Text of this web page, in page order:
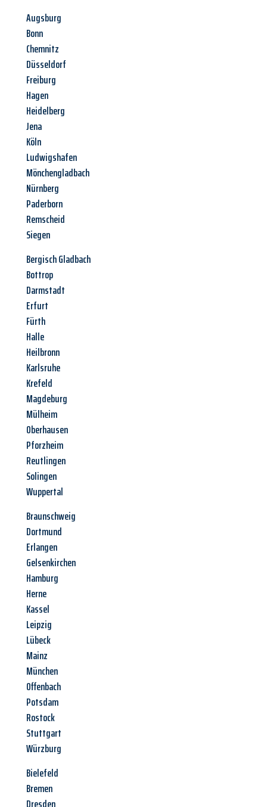
Augsburg
Bonn
Chemnitz
Düsseldorf
Freiburg
Hagen
Heidelberg
Jena
Köln
Ludwigshafen
Mönchengladbach
Nürnberg
Paderborn
Remscheid
Siegen
Bergisch Gladbach
Bottrop
Darmstadt
Erfurt
Fürth
Halle
Heilbronn
Karlsruhe
Krefeld
Magdeburg
Mülheim
Oberhausen
Pforzheim
Reutlingen
Solingen
Wuppertal
Braunschweig
Dortmund
Erlangen
Gelsenkirchen
Hamburg
Herne
Kassel
Leipzig
Lübeck
Mainz
München
Offenbach
Potsdam
Rostock
Stuttgart
Würzburg
Bielefeld
Bremen